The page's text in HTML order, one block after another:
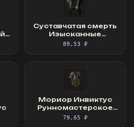
Суставчатая смерть
Изысканные
перчатки
89,53 ₽
Мориор Инвиктус
Рунномастерское
Великолепное
79,65 ₽